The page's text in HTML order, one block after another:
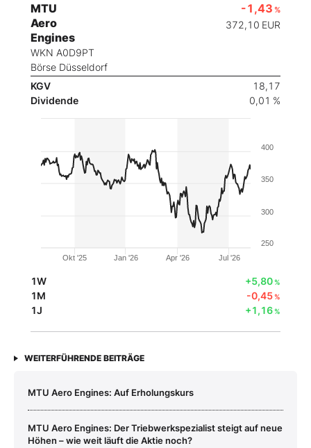
MTU
Aero
Engines
WKN A0D9PT
Börse Düsseldorf
-1,43 %
372,10 EUR
KGV
18,17
Dividende
0,01 %
Okt '25 Jan '26 Apr '26 Jul '26
250
300
350
400
1W +5,80%
1M -0,45%
1J +1,16%
WEITERFÜHRENDE BEITRÄGE
MTU Aero Engines: Auf Erholungskurs
MTU Aero Engines: Der Triebwerkspezialist steigt auf neue
Höhen – wie weit läuft die Aktie noch?